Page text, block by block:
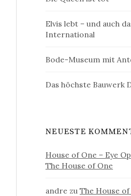
Elvis lebt – und auch
International
Bode-Museum mit
Das höchste Bauwerk
NEUESTE
House of One – Eye
The House of One
andre zuThe House of